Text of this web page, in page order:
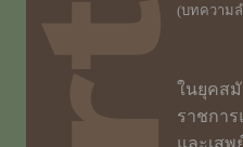
(บทความ
ในยุคส
ราชกา
และเส